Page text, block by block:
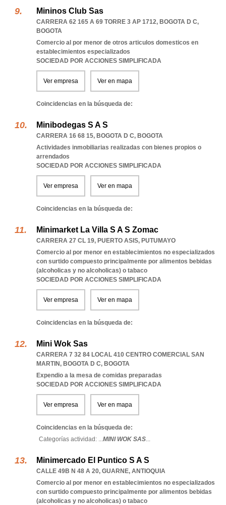
Mininos Club Sas
CARRERA 62 165 A 69 TORRE 3 AP 1712, BOGOTA D C,
BOGOTA
Comercio al por menor de otros articulos domesticos en
establecimientos especializados
SOCIEDAD POR ACCIONES SIMPLIFICADA
Ver empresa Ver en mapa
Coincidencias en la búsqueda de:
Minibodegas S A S
CARRERA 16 68 15, BOGOTA D C, BOGOTA
Actividades inmobiliarias realizadas con bienes propios o
arrendados
SOCIEDAD POR ACCIONES SIMPLIFICADA
Ver empresa Ver en mapa
Coincidencias en la búsqueda de:
Minimarket La Villa S A S Zomac
CARRERA 27 CL 19, PUERTO ASIS, PUTUMAYO
Comercio al por menor en establecimientos no especializados
con surtido compuesto principalmente por alimentos bebidas
(alcoholicas y no alcoholicas) o tabaco
SOCIEDAD POR ACCIONES SIMPLIFICADA
Ver empresa Ver en mapa
Coincidencias en la búsqueda de:
Mini Wok Sas
CARRERA 7 32 84 LOCAL 410 CENTRO COMERCIAL SAN
MARTIN, BOGOTA D C, BOGOTA
Expendio a la mesa de comidas preparadas
SOCIEDAD POR ACCIONES SIMPLIFICADA
Ver empresa Ver en mapa
Coincidencias en la búsqueda de:
Categorías actividad: ...MINI WOK SAS...
Minimercado El Puntico S A S
CALLE 49B N 48 A 20, GUARNE, ANTIOQUIA
Comercio al por menor en establecimientos no especializados
con surtido compuesto principalmente por alimentos bebidas
(alcoholicas y no alcoholicas) o tabaco